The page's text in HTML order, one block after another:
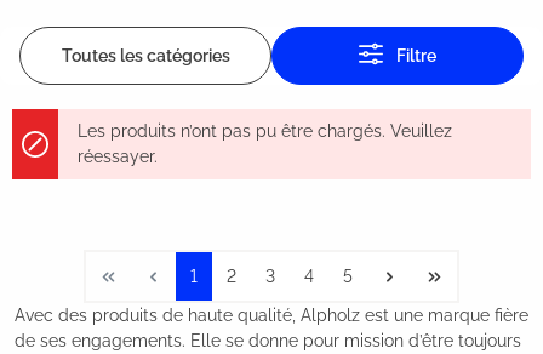
Toutes les catégories Filtre
Les produits n’ont pas pu être chargés. Veuillez
réessayer.
1 2 3 4 5
Avec des produits de haute qualité, Alpholz est une marque fière
de ses engagements. Elle se donne pour mission d’être toujours